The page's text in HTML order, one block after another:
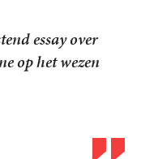
essay over
op het wezen